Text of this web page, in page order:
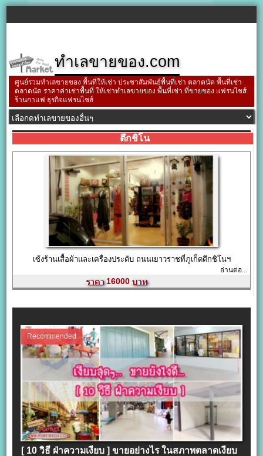
ทำเลขายของ.com
ศูนย์รวมทำเลขายของ พื้นที่ให้เช่า ประชาสัมพันธ์พื้นที่เช่า ตลาดนัด พื้นที่เช่า
ตลาดนัด ราคาค่าเช่าพื้นที่ ให้เช่าทำเลขายของ พื้นที่เช่า ที่ขายของ แฟรนไชส์
ร้านกาแฟ ธุรกิจแฟรนไชส์
ตึกชิโน
เซ้งร้านเสื้อผ้าและเครื่องประดับ ถนนเยาวราชที่ภูเก็ตตึกชิโนฯ
อ่านต่อ...
16000
Recommended
[ 10 วิธี ฝ่าความเงียบ ] ขายอย่างไร ในสภาพตลาดเงียบ